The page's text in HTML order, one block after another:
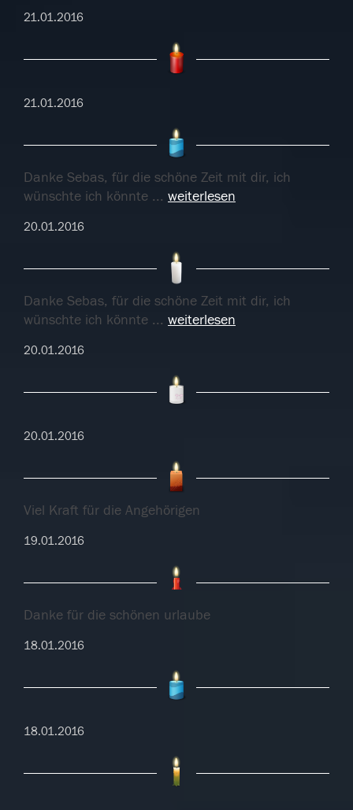
21.01.2016
21.01.2016
Danke Sebas, für die schöne Zeit mit dir, ich
wünschte ich könnte ... weiterlesen
20.01.2016
Danke Sebas, für die schöne Zeit mit dir, ich
wünschte ich könnte ... weiterlesen
20.01.2016
20.01.2016
Viel Kraft für die Angehörigen
19.01.2016
Danke für die schönen urlaube
18.01.2016
18.01.2016